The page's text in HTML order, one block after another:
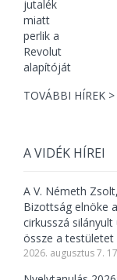
TOVÁBBI HÍREK >
A VIDÉK HÍREI
A V. Németh
Bizottság elnöke
cirkusszá
össze a testületet
2026. augusztus 7.